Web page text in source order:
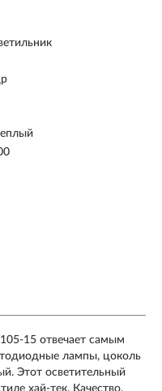
15 отвечает самым
лампы, цоколь
Этот осветительный
хай-тек. Качество,